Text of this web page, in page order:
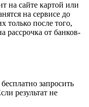
на сайте картой или
на сервисе до
только после того,
рассрочка от банков-
запросить
результат не